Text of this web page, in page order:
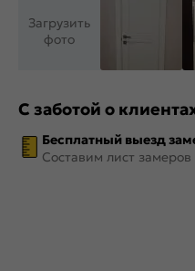
Загрузить
фото
С заботой о
Бесплатный выезд
Составим лист замеров